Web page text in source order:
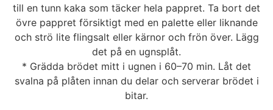
till en tunn kaka som täcker hela pappret. Ta bort det
övre pappret försiktigt med en palette eller liknande
och strö lite flingsalt eller kärnor och frön över. Lägg
det på en ugnsplåt.
* Grädda brödet mitt i ugnen i 60–70 min. Låt det
svalna på plåten innan du delar och serverar brödet i
bitar.